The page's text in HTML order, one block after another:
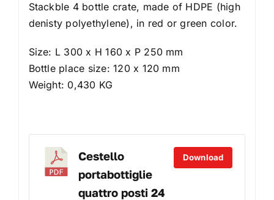
Stackble 4 bottle crate, made of HDPE (high
denisty polyethylene), in red or green color.
Size: L 300 x H 160 x P 250 mm
Bottle place size: 120 x 120 mm
Weight: 0,430 KG
Cestello
portabottiglie
quattro posti 24
Download